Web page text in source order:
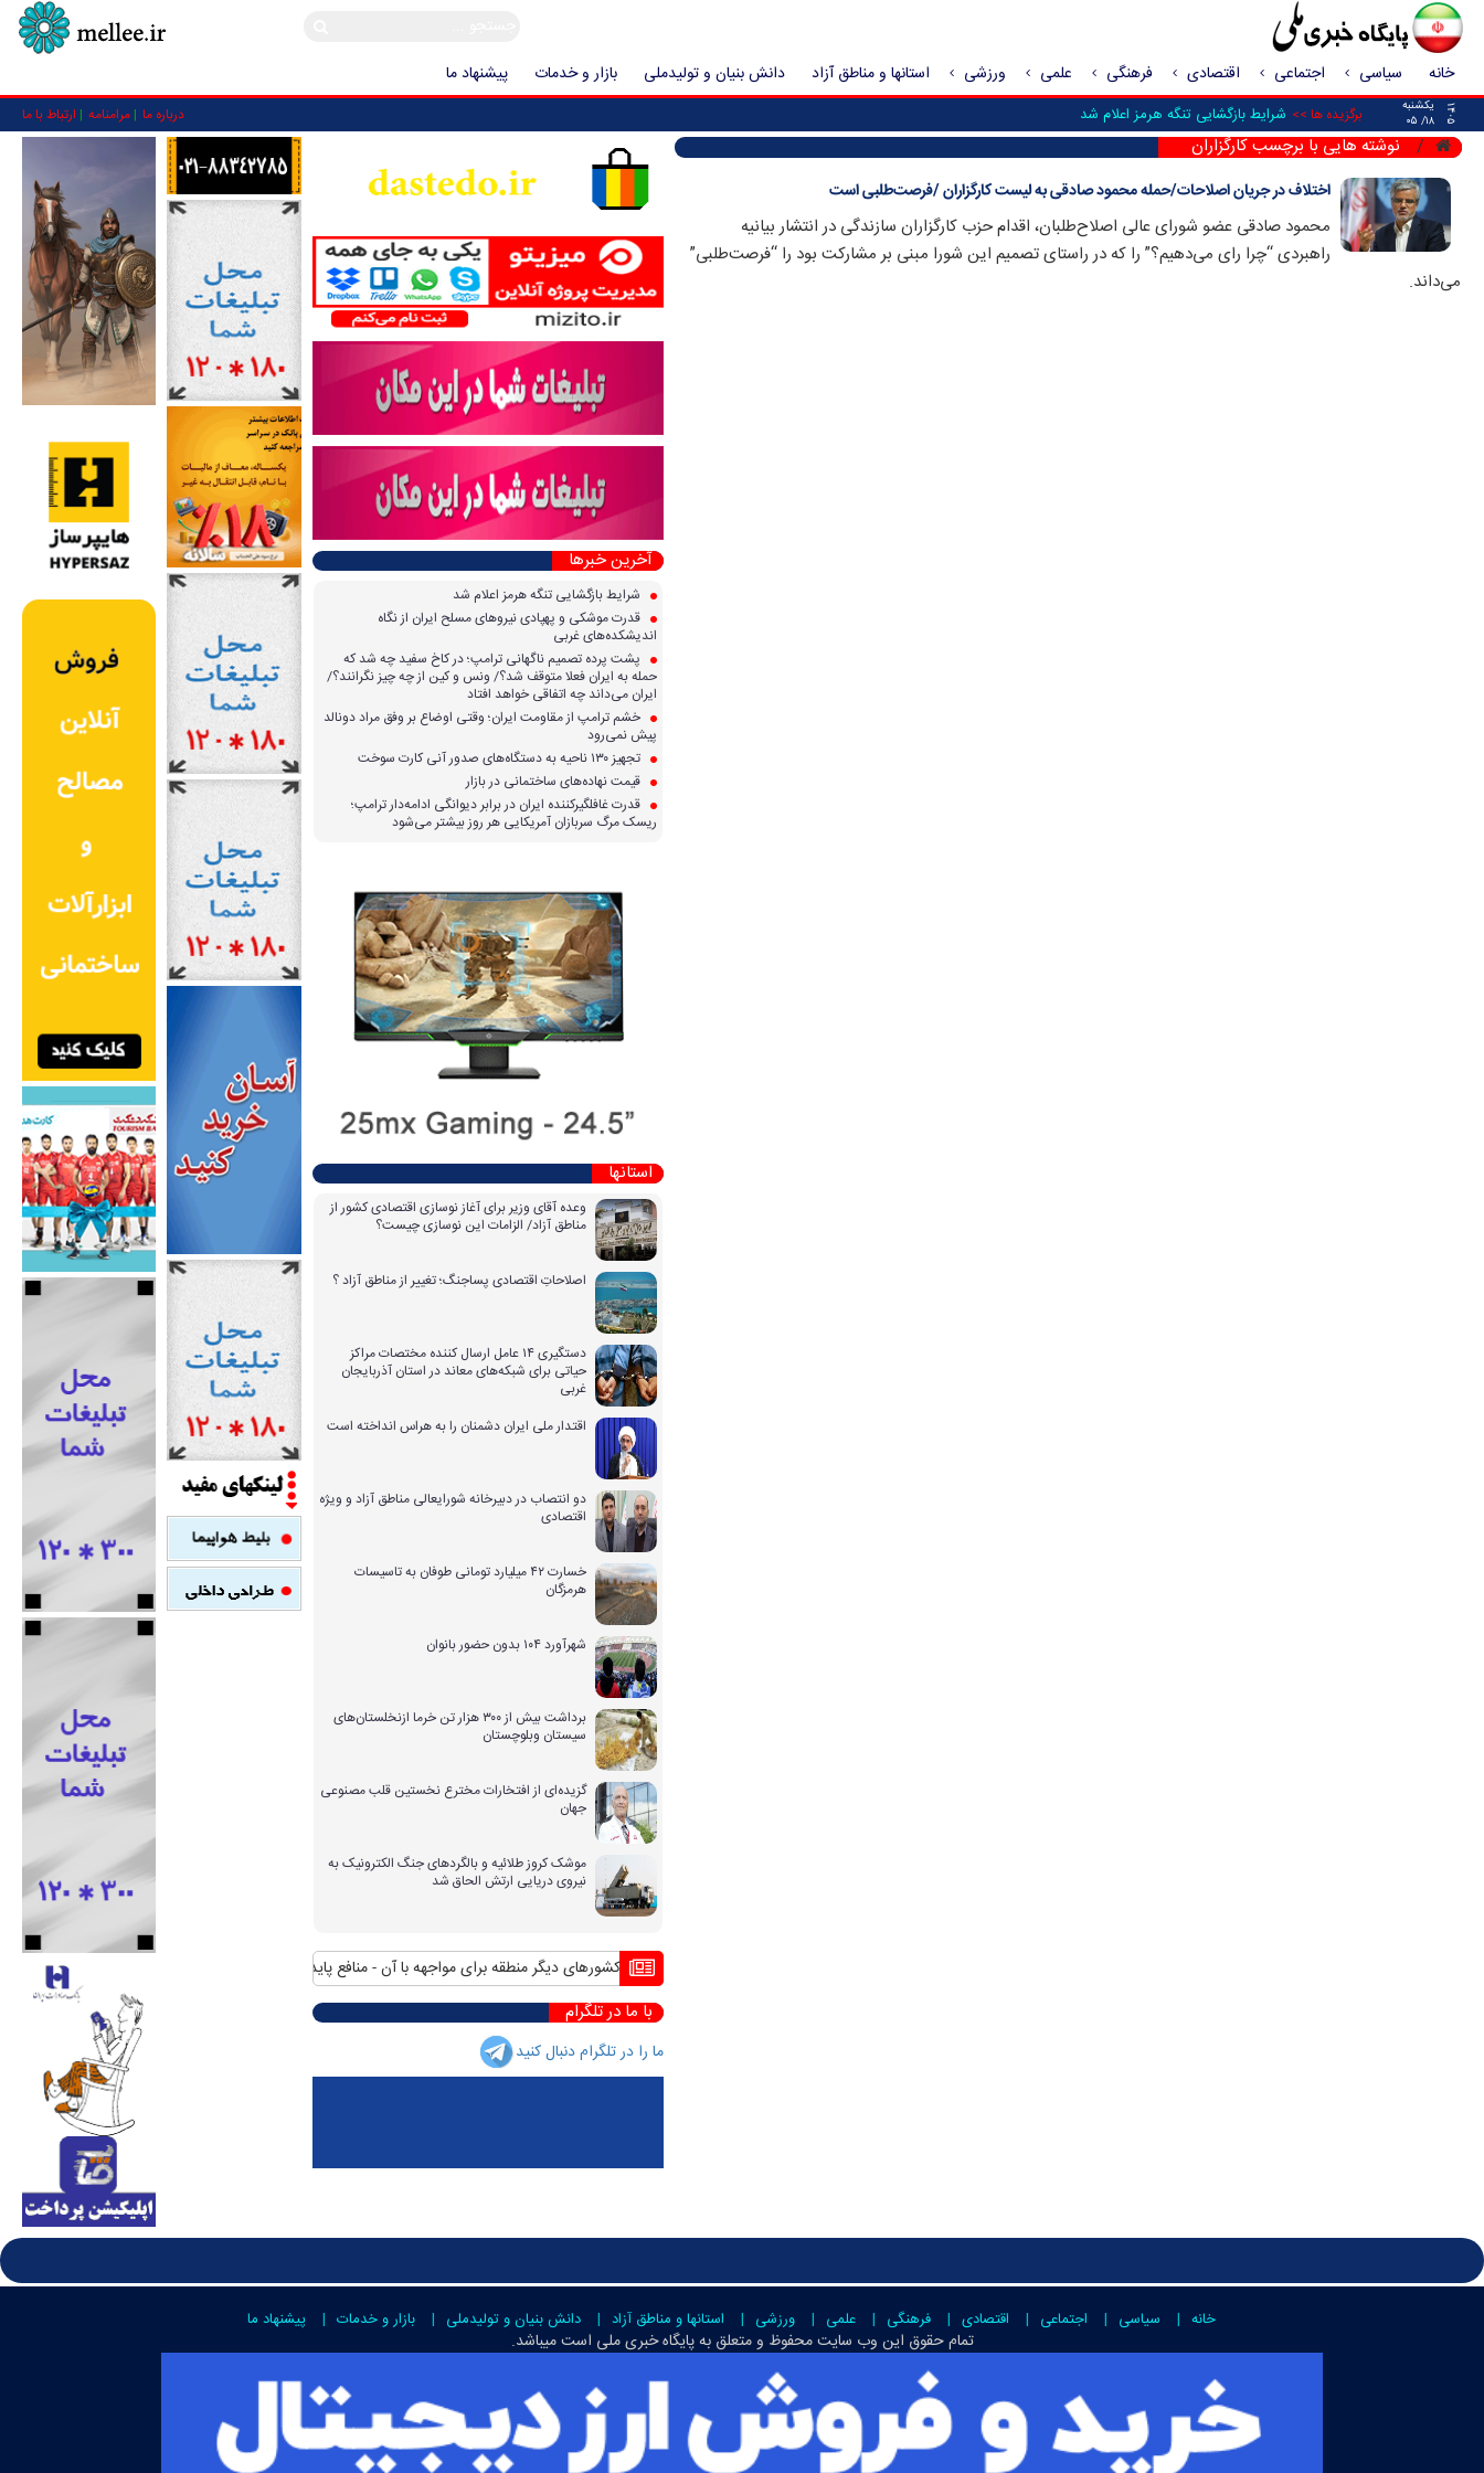
خانه سیاسی اجتماعی اقتصادی فرهنگی علمی ورزشی استانها و مناطق آزاد دانش بنیان و تولیدملی بازار و خدمات پیشنهاد ما
۱۴۰۵
یکشنبه
۱۸/ ۰۵
برگزیده ها >> _ درباره ما مرامنامه ارتباط با ما
نوشته هایی با برچسب کارگزاران
اختلاف در جریان اصلاحات/حمله محمود صادقی به لیست کارگزاران /فرصت‌طلبی است
محمود صادقی عضو شورای عالی اصلاح‌طلبان، اقدام حزب کارگزاران سازندگی در انتشار بیانیه
راهبردی “چرا رای می‌دهیم؟” را که در راستای تصمیم این شورا مبنی بر مشارکت بود را “فرصت‌طلبی”
می‌داند.
آخرین خبرها
شرایط بازگشایی تنگه هرمز اعلام شد
قدرت موشکی و پهپادی نیرو‌های مسلح ایران از نگاه
اندیشکده‌های غربی
پشت پرده تصمیم ناگهانی ترامپ؛ در کاخ سفید چه شد که
حمله به ایران فعلا متوقف شد؟/ ونس و کین از چه چیز نگرانند؟/
ایران می‌داند چه اتفاقی خواهد افتاد
خشم ترامپ از مقاومت ایران؛ وقتی اوضاع بر وفق مراد دونالد
پیش نمی‌رود
تجهیز ۱۳۰ ناحیه به دستگاه‌های صدور آنی کارت سوخت
قیمت نهاده‌های ساختمانی در بازار
قدرت غافلگیرکننده ایران در برابر دیوانگی ادامه‌دار ترامپ؛
ریسک مرگ سربازان آمریکایی هر روز بیشتر می‌شود
استانها
وعده آقای وزیر برای آغاز نوسازی اقتصادی کشور از
مناطق آزاد/ الزامات این نوسازی چیست؟
اصلاحاتِ اقتصادی پساجنگ؛ تغییر از مناطق آزاد ؟
دستگیری ۱۴ عامل ارسال کننده مختصات مراکز
حیاتی برای شبکه‌های معاند در استان آذربایجان
غربی
اقتدار ملی ایران دشمنان را به هراس انداخته است
دو انتصاب در دبیرخانه شورایعالی مناطق آزاد و ویژه
اقتصادی
خسارت ۴۲ میلیارد تومانی طوفان به تاسیسات
هرمزگان
شهرآورد ۱۰۴ بدون حضور بانوان
برداشت بیش از ۳۰۰ هزار تن خرما ازنخلستان‌های
سیستان وبلوچستان
گزیده‌ای از افتخارات مخترع نخستین قلب مصنوعی
جهان
موشک کروز طلائیه و بالگردهای جنگ الکترونیک به
نیروی دریایی ارتش الحاق شد
بحران بی آبی و راهکار کشورهای دیگر منطقه برای مواجهه با آن منافع پایدار ایران در شانگهای چیست؟ استقبال رسمی رییس
با ما در تلگرام
ما را در تلگرام دنبال کنید
خانه سیاسی اجتماعی اقتصادی فرهنگی علمی ورزشی استانها و مناطق آزاد دانش بنیان و تولیدملی بازار و خدمات پیشنهاد ما
تمام حقوق این وب سایت محفوظ و متعلق بهپایگاه خبری ملی استمیباشد.